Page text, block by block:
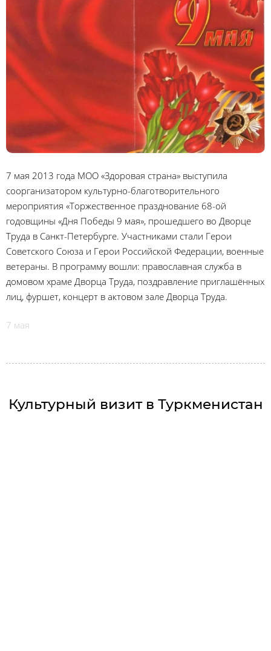
7 мая 2013 года МОО «Здоровая страна» выступила
соорганизатором культурно-благотворительного
мероприятия «Торжественное празднование 68-ой
годовщины «Дня Победы 9 мая», прошедшего во Дворце
Труда в Санкт-Петербурге. Участниками стали Герои
Советского Союза и Герои Российской Федерации, военные
ветераны. В программу вошли: православная служба в
домовом храме Дворца Труда, поздравление приглашённых
лиц, фуршет, концерт в актовом зале Дворца Труда.
7 мая
Культурный визит в Туркменистан